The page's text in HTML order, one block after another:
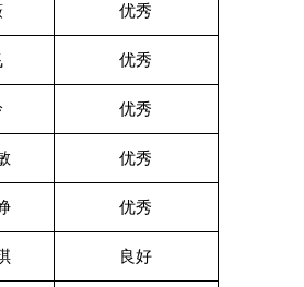
优秀
优秀
优秀
优秀
优秀
良好